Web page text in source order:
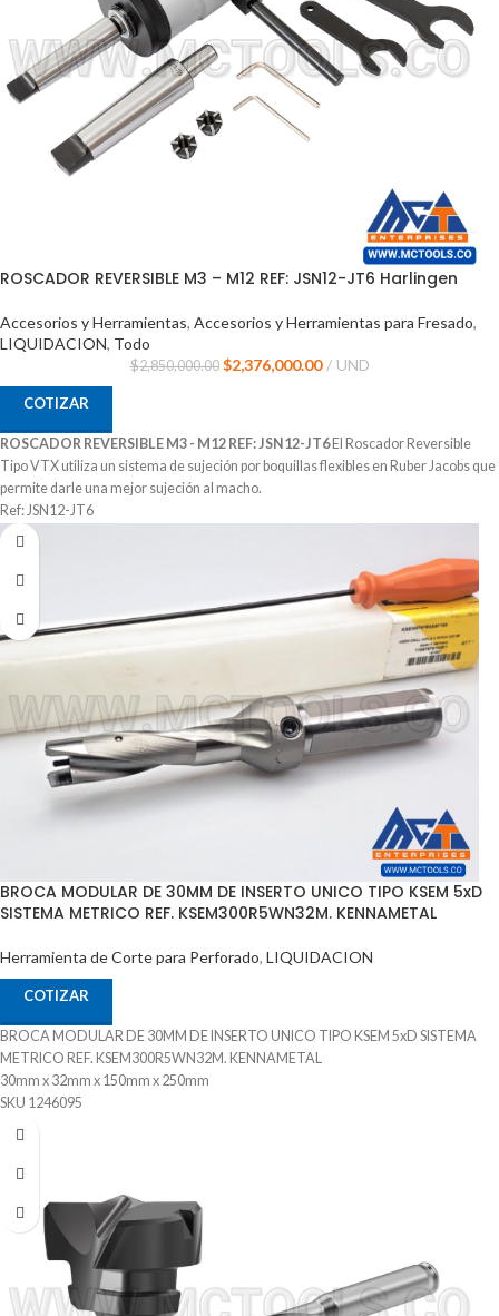
ROSCADOR REVERSIBLE M3 – M12 REF: JSN12-JT6 Harlingen
Accesorios y Herramientas, Accesorios y Herramientas para Fresado,
LIQUIDACION, Todo
$2,850,000.00 $2,376,000.00 UND
COTIZAR
ROSCADOR REVERSIBLE M3 - M12 REF: JSN12-JT6El Roscador Reversible
Tipo VTX utiliza un sistema de sujeción por boquillas flexibles en Ruber Jacobs que
permite darle una mejor sujeción al macho.
Ref: JSN12-JT6
Capacidad de Machos: M3 - M12
Marca: HARLINGER
Suministrado por McT-Enterprises
BROCA MODULAR DE 30MM DE INSERTO UNICO TIPO KSEM 5xD
SISTEMA METRICO REF. KSEM300R5WN32M. KENNAMETAL
Herramienta de Corte para Perforado, LIQUIDACION
COTIZAR
BROCA MODULAR DE 30MM DE INSERTO UNICO TIPO KSEM 5xD SISTEMA
METRICO REF. KSEM300R5WN32M. KENNAMETAL
30mm x 32mm x 150mm x 250mm
SKU 1246095
Sistema de Refrigeración
Puede Trabajar Materiales Pof Mof K- N - S
Procedencia ALEMANIA
Suministrado por McT-Enterprises